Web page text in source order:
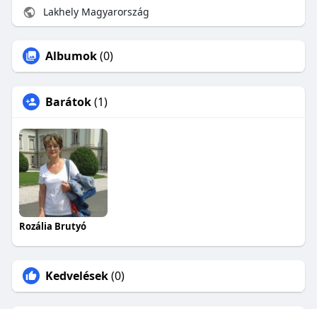
Lakhely Magyarország
Albumok(0)
Barátok(1)
Rozália Brutyó
Kedvelések(0)